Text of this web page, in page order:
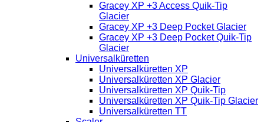
Gracey XP +3 Access Quik-Tip
Glacier
Gracey XP +3 Deep Pocket Glacier
Gracey XP +3 Deep Pocket Quik-Tip
Glacier
Universalküretten
Universalküretten XP
Universalküretten XP Glacier
Universalküretten XP Quik-Tip
Universalküretten XP Quik-Tip Glacier
Universalküretten TT